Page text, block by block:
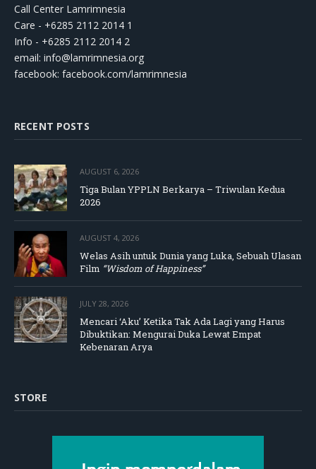
Call Center Lamrimnesia
Care - +6285 2112 2014 1
Info - +6285 2112 2014 2
email: info@lamrimnesia.org
facebook: facebook.com/lamrimnesia
RECENT POSTS
AUGUST 6, 2026
Tiga Bulan YPPLN Berkarya – Triwulan Kedua
2026
AUGUST 4, 2026
Welas Asih untuk Dunia yang Luka, Sebuah Ulasan
Film “Wisdom of Happiness”
JULY 28, 2026
Mencari ‘Aku’ Ketika Tak Ada Lagi yang Harus
Dibuktikan: Mengurai Duka Lewat Empat
Kebenaran Arya
STORE